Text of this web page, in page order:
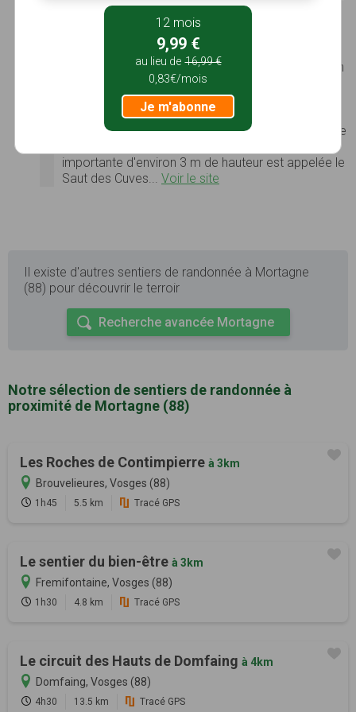
la forêt Route forestière reliant les 2 cascades…
Voir le site
Le Saut des Cuves est une cascade située dans un
verrou glaciaire sur la rivière la
la limite des communes deGérardmer
. Dans ce site naturel, la Vologne tombe
en petites chutes successives de moins d'un mètre
importante d'environ 3 m de hauteur est appelée le
Saut des Cuves... Voir le site
Il existe d'autres sentiers de randonnée à Mortagne
(88) pour découvrir le terroir
Recherche avancée Mortagne
Notre sélection de sentiers de randonnée à
proximité de Mortagne (88)
Les Roches de Contimpierre à 3km
Brouvelieures, Vosges (88)
1h45 5.5 km Tracé GPS
Le sentier du bien-être à 3km
Fremifontaine, Vosges (88)
1h30 4.8 km Tracé GPS
Le circuit des Hauts de Domfaing à 4km
Domfaing, Vosges (88)
4h30 13.5 km Tracé GPS
12 mois
9,99 €
au lieu de 16,99 €
0,83€/mois
Je m'abonne